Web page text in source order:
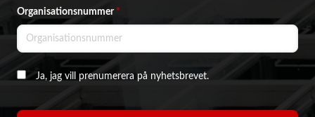
Organisationsnummer *
Ja, jag vill prenumerera på nyhetsbrevet.